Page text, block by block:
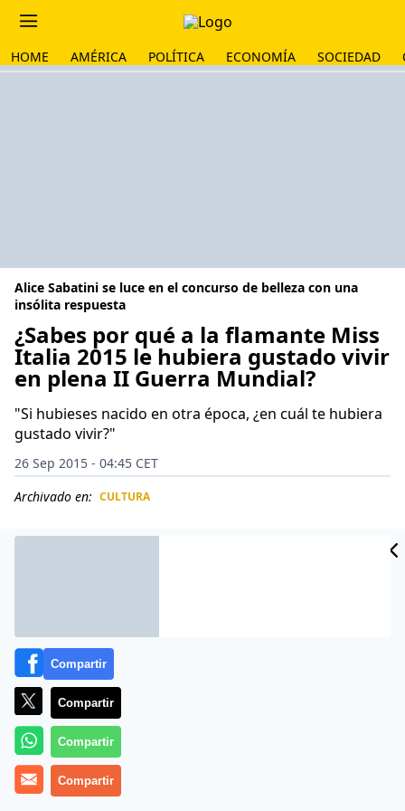
HOME AMÉRICA POLÍTICA ECONOMÍA SOCIEDAD
Alice Sabatini se luce en el concurso de belleza con una
insólita respuesta
¿Sabes por qué a la flamante Miss
Italia 2015 le hubiera gustado vivir
en plena II Guerra Mundial?
"Si hubieses nacido en otra época, ¿en cuál te hubiera
gustado vivir?"
26 Sep 2015 - 04:45 CET
Archivado en: CULTURA
La ha montado buena con su absurda respuesta, y no
Compartir
Compartir
Compartir
Compartir